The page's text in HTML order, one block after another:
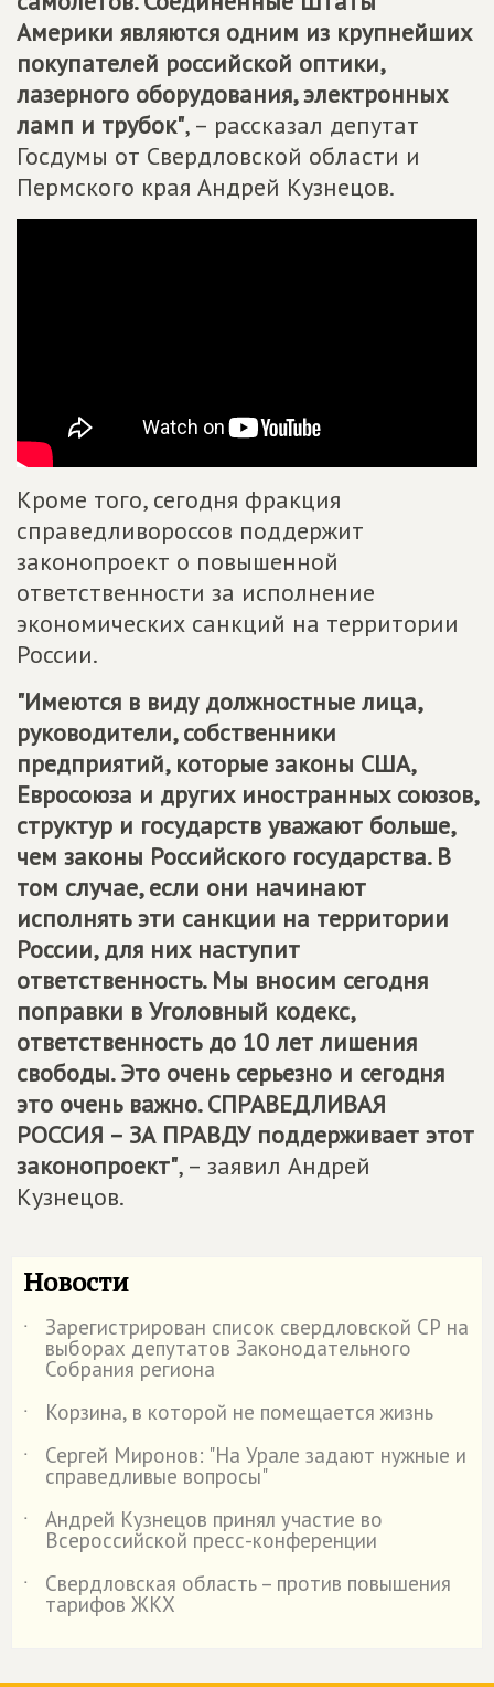
Америки являются одним из крупнейших
покупателей российской оптики,
лазерного оборудования, электронных
ламп и трубок", – рассказал депутат
Госдумы от Свердловской области и
Пермского края Андрей Кузнецов.
Кроме того, сегодня фракция
справедливороссов поддержит
законопроект о повышенной
ответственности за исполнение
экономических санкций на территории
России.
"Имеются в виду должностные лица,
руководители, собственники
предприятий, которые законы США,
Евросоюза и других иностранных союзов,
структур и государств уважают больше,
чем законы Российского государства. В
том случае, если они начинают
исполнять эти санкции на территории
России, для них наступит
ответственность. Мы вносим сегодня
поправки в Уголовный кодекс,
ответственность до 10 лет лишения
свободы. Это очень серьезно и сегодня
это очень важно.СПРАВЕДЛИВАЯ
РОССИЯ – ЗА ПРАВДУподдерживает этот
законопроект", – заявил Андрей
Кузнецов.
Новости
˙ Зарегистрирован список свердловской СР на
выборах депутатов Законодательного
Собрания региона
˙
Корзина, в которой не помещается жизнь
˙
Сергей Миронов: "На Урале задают нужные и
справедливые вопросы"
˙
Андрей Кузнецов принял участие во
Всероссийской пресс-конференции
˙
Свердловская область – против повышения
тарифов ЖКХ